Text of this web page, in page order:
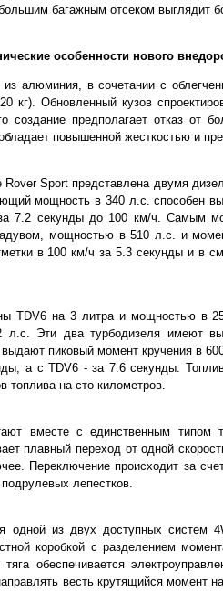
багажным отсеком выглядит
особенности нового
из алюминия, в сочетании с
кг). Обновленный кузов
создание предполагает отказ от
повышенной жесткостью и
Rover Sport представлена двумя
мощность в 340 л.с. способен
7.2 секунды до 100 км/ч. Самым
мощностью в 510 л.с. и
в 100 км/ч за 5.3 секунды и в
TDV6 на 3 литра и мощностью в
Эти два турбодизеля имеют
пиковый момент кручения в
а с TDV6 - за 7.6 секунды.
топлива на сто километров.
вместе с единственным типом
плавный переход от одной
Переключение происходит за
лепестков.
одной из двух доступных систем
коробкой с разделением
обеспечивается
весть крутящийся момент